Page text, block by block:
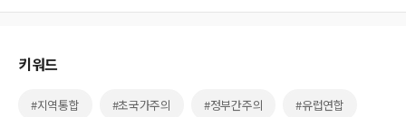
찾기
키워드
#지역통합 #초국가주의 #정부간주의 #유럽연합